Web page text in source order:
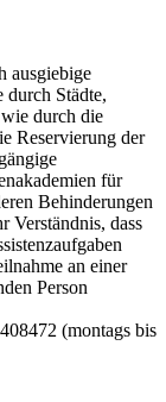
ausgiebige
durch Städte,
durch die
Reservierung der
für
Behinderungen
Verständnis, dass
an einer
Person
(montags bis